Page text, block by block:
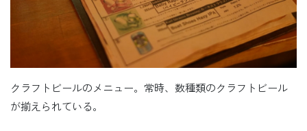
クラフトビールのメニュー。常時、数種類のクラフトビール
が揃えられている。